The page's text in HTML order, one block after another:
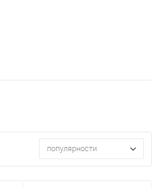
популярности